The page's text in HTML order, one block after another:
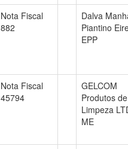
Nota Fiscal
882
Dalva
Piantino
EPP
Nota Fiscal
45794
GELCOM
Produtos de
Limpeza
ME